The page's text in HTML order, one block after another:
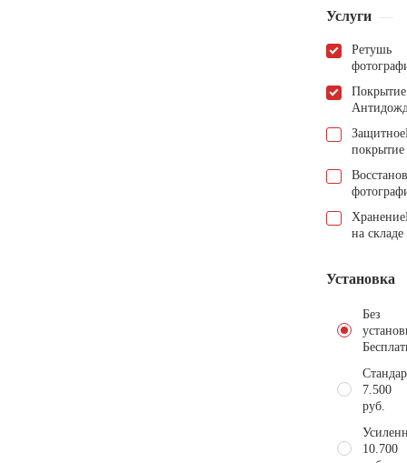
Услуги
Ретушь
Покрытие
Защитное
покрытие
Хранение
на складе
Установка
Без
7.500
руб.
10.700